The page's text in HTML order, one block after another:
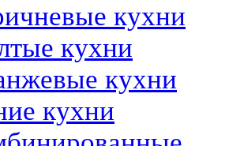
кухни
кухни
кухни
кухни